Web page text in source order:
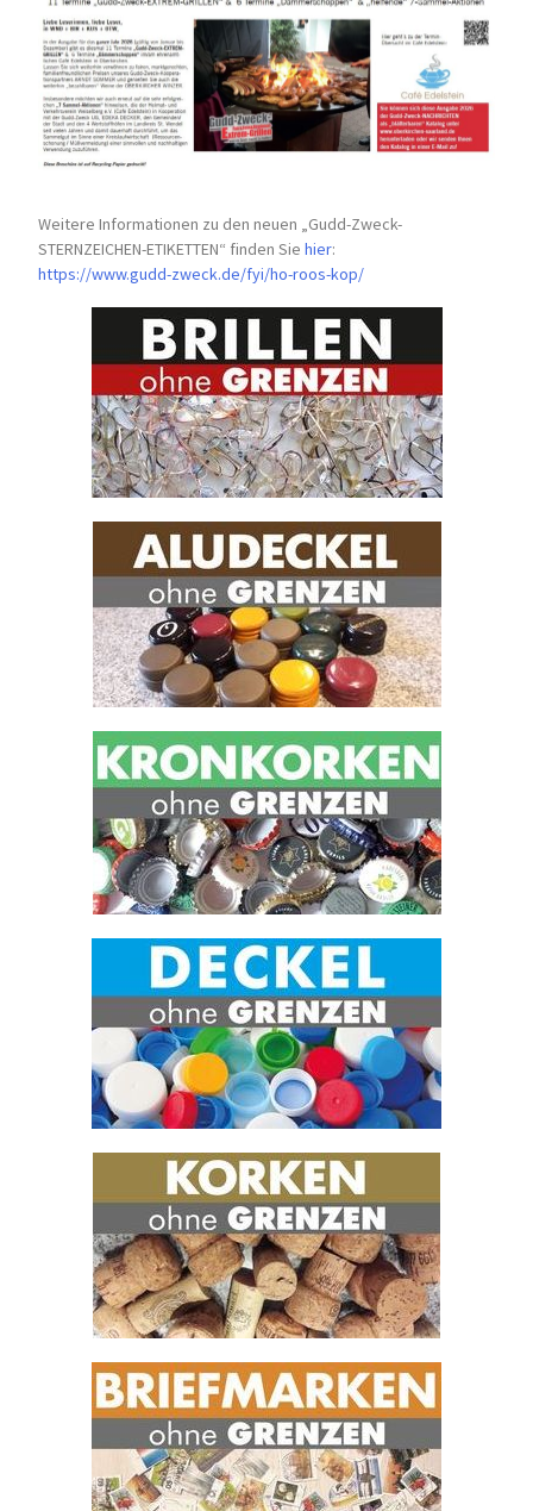
Weitere Informationen zu den neuen „Gudd-Zweck-
STERNZEICHEN-ETIKETTEN“ finden Siehier:
https://www.gudd-zweck.de/fyi/ho-roos-kop/